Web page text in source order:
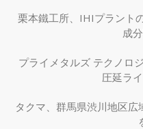
栗本鐵工所、IHIプラント
成
プライメタルズ テクノロ
圧延ラ
タクマ、群馬県渋川地区